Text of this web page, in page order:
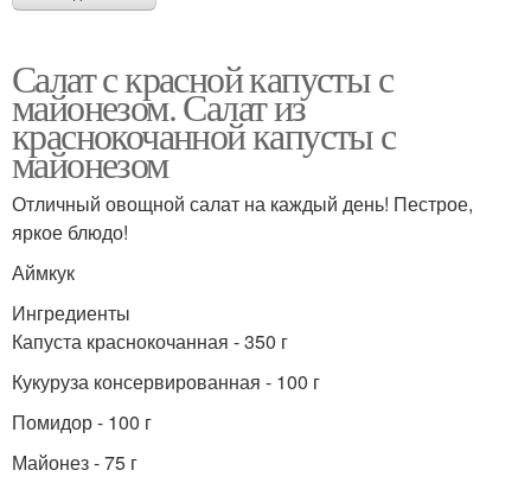
Салат с красной капусты с
майонезом. Салат из
краснокочанной капусты с
майонезом
Отличный овощной салат на каждый день! Пестрое,
яркое блюдо!
Аймкук
Ингредиенты
Капуста краснокочанная - 350 г
Кукуруза консервированная - 100 г
Помидор - 100 г
Майонез - 75 г